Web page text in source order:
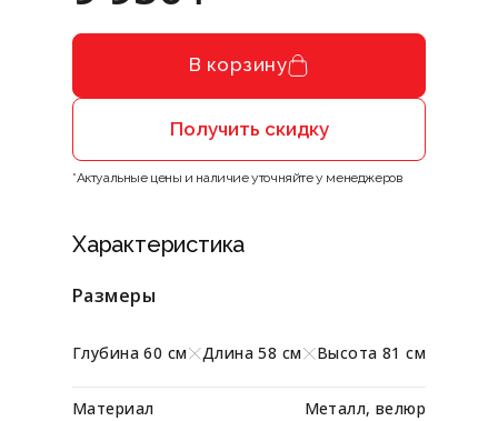
В корзину
Получить скидку
*Актуальные цены и наличие уточняйте у менеджеров
Характеристика
Размеры
Глубина 60 см Длина 58 см Высота 81 см
Материал
Металл, велюр